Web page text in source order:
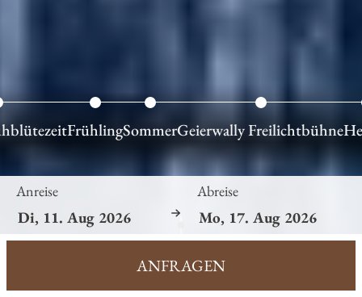
FrühlingSommerGeierwally Freilichtbühne
Anreise Abreise
ANFRAGEN